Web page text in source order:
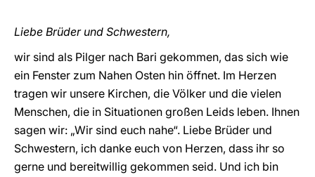
Liebe Brüder und Schwestern,
wir sind als Pilger nach Bari gekommen, das sich wie
ein Fenster zum Nahen Osten hin öffnet. Im Herzen
tragen wir unsere Kirchen, die Völker und die vielen
Menschen, die in Situationen großen Leids leben. Ihnen
sagen wir: „Wir sind euch nahe“. Liebe Brüder und
Schwestern, ich danke euch von Herzen, dass ihr so
gerne und bereitwillig gekommen seid. Und ich bin